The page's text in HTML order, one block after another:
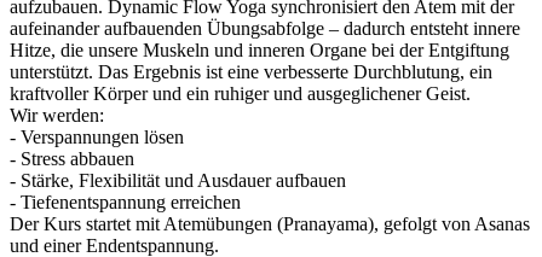
aufzubauen. Dynamic Flow Yoga synchronisiert den Atem mit der
aufeinander aufbauenden Übungsabfolge – dadurch entsteht innere
Hitze, die unsere Muskeln und inneren Organe bei der Entgiftung
unterstützt. Das Ergebnis ist eine verbesserte Durchblutung, ein
kraftvoller Körper und ein ruhiger und ausgeglichener Geist.
Wir werden:
- Verspannungen lösen
- Stress abbauen
- Stärke, Flexibilität und Ausdauer aufbauen
- Tiefenentspannung erreichen
Der Kurs startet mit Atemübungen (Pranayama), gefolgt von Asanas
und einer Endentspannung.